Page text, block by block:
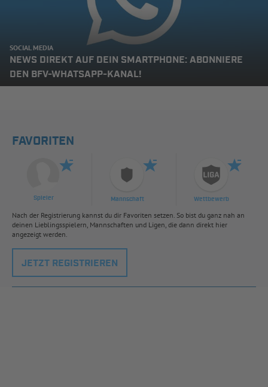
SOCIAL MEDIA
NEWS DIREKT AUF DEIN SMARTPHONE: ABONNIERE
DEN BFV-WHATSAPP-KANAL!
FAVORITEN
Spieler Mannschaft Wettbewerb
Nach der Registrierung kannst du dir Favoriten setzen. So bist du ganz nah an
deinen Lieblingsspielern, Mannschaften und Ligen, die dann direkt hier
angezeigt werden.
JETZT REGISTRIEREN